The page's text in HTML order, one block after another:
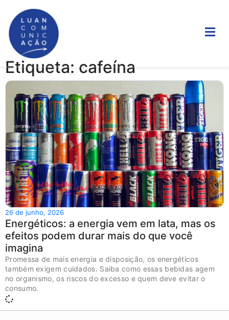
Etiqueta: cafeína
26 de junho, 2026
Energéticos: a energia vem em lata, mas os
efeitos podem durar mais do que você
imagina
Promessa de mais energia e disposição, os energéticos
também exigem cuidados. Saiba como essas bebidas agem
no organismo, os riscos do excesso e quem deve evitar o
consumo.